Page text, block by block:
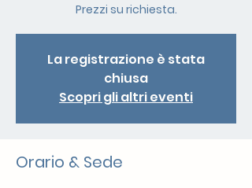
Prezzi su richiesta.
La registrazione è stata
chiusa
Scopri gli altri eventi
Orario & Sede